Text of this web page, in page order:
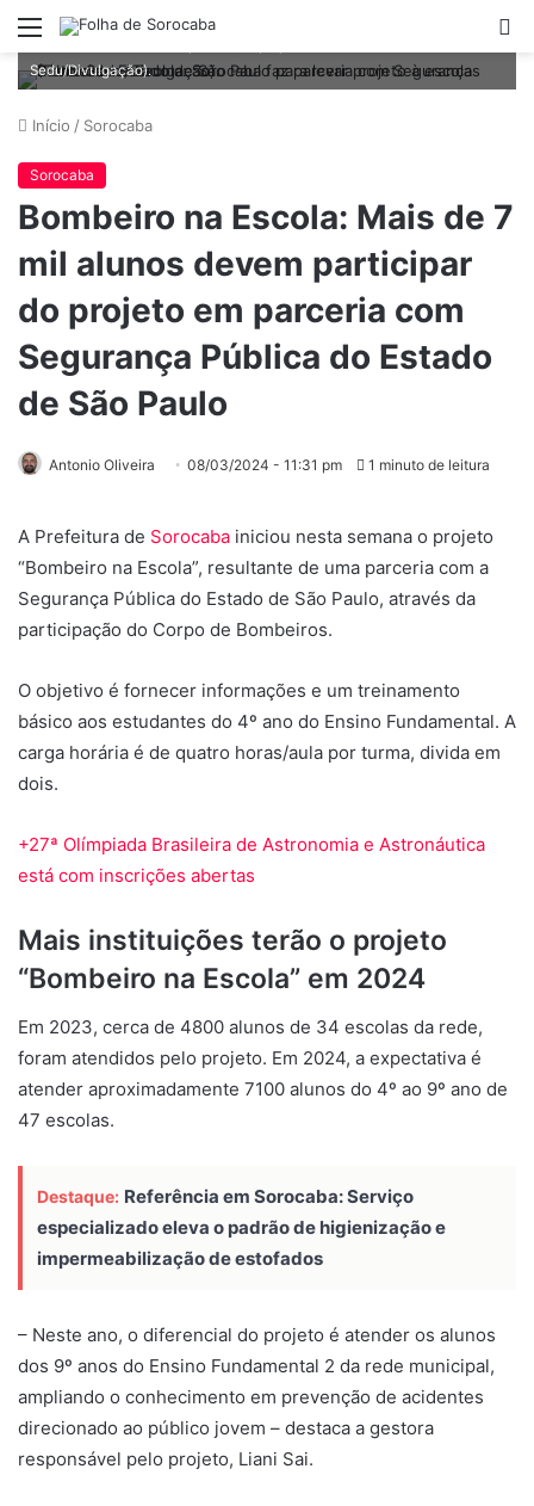
Menu
Bombeiro na Escola: Sorocaba faz parceria com Segurança Pública
Sedu/Divulgação).
Início / Sorocaba
Sorocaba
Bombeiro na Escola: Mais de 7
mil alunos devem participar
do projeto em parceria com
Segurança Pública do Estado
de São Paulo
Antonio Oliveira 08/03/2024 - 11:31 pm 1 minuto de leitura
A Prefeitura de Sorocaba iniciou nesta semana o projeto
“Bombeiro na Escola”, resultante de uma parceria com a
Segurança Pública do Estado de São Paulo, através da
participação do Corpo de Bombeiros.
O objetivo é fornecer informações e um treinamento
básico aos estudantes do 4º ano do Ensino Fundamental. A
carga horária é de quatro horas/aula por turma, divida em
dois.
+27ª Olímpiada Brasileira de Astronomia e Astronáutica
está com inscrições abertas
Mais instituições terão o projeto
“Bombeiro na Escola” em 2024
Em 2023, cerca de 4800 alunos de 34 escolas da rede,
foram atendidos pelo projeto. Em 2024, a expectativa é
atender aproximadamente 7100 alunos do 4º ao 9º ano de
47 escolas.
Destaque: Referência em Sorocaba: Serviço
especializado eleva o padrão de higienização e
impermeabilização de estofados
– Neste ano, o diferencial do projeto é atender os alunos
dos 9º anos do Ensino Fundamental 2 da rede municipal,
ampliando o conhecimento em prevenção de acidentes
direcionado ao público jovem – destaca a gestora
responsável pelo projeto, Liani Sai.